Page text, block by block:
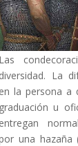
Las
diversidad. La
en la persona a
graduación u
entregan
una hazaña